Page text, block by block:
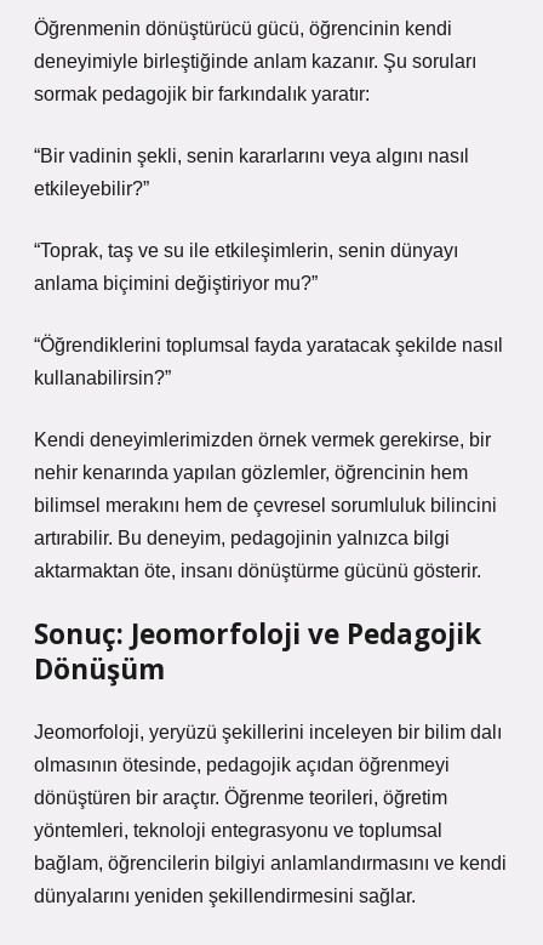
Öğrenmenin dönüştürücü gücü, öğrencinin kendi
deneyimiyle birleştiğinde anlam kazanır. Şu soruları
sormak pedagojik bir farkındalık yaratır:
“Bir vadinin şekli, senin kararlarını veya algını nasıl
etkileyebilir?”
“Toprak, taş ve su ile etkileşimlerin, senin dünyayı
anlama biçimini değiştiriyor mu?”
“Öğrendiklerini toplumsal fayda yaratacak şekilde nasıl
kullanabilirsin?”
Kendi deneyimlerimizden örnek vermek gerekirse, bir
nehir kenarında yapılan gözlemler, öğrencinin hem
bilimsel merakını hem de çevresel sorumluluk bilincini
artırabilir. Bu deneyim, pedagojinin yalnızca bilgi
aktarmaktan öte, insanı dönüştürme gücünü gösterir.
Sonuç: Jeomorfoloji ve Pedagojik
Dönüşüm
Jeomorfoloji, yeryüzü şekillerini inceleyen bir bilim dalı
olmasının ötesinde, pedagojik açıdan öğrenmeyi
dönüştüren bir araçtır. Öğrenme teorileri, öğretim
yöntemleri, teknoloji entegrasyonu ve toplumsal
bağlam, öğrencilerin bilgiyi anlamlandırmasını ve kendi
dünyalarını yeniden şekillendirmesini sağlar.